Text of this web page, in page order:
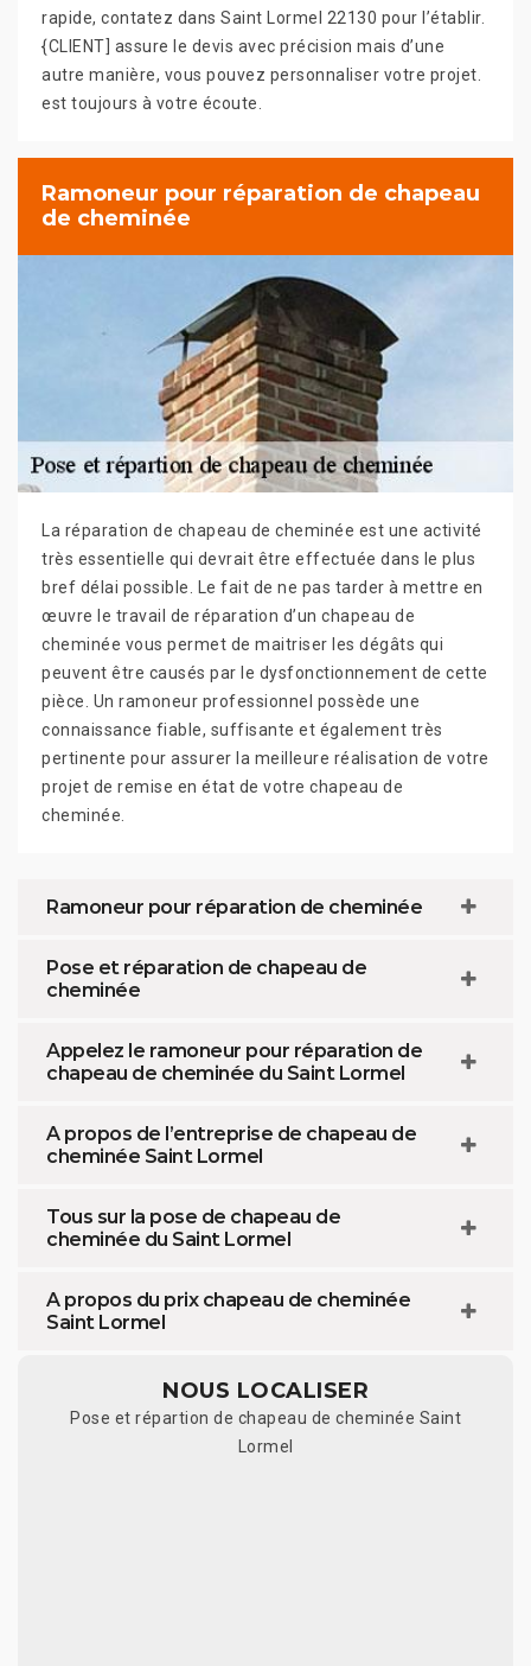
rapide, contatez dans Saint Lormel 22130 pour l’établir.
{CLIENT] assure le devis avec précision mais d’une
autre manière, vous pouvez personnaliser votre projet.
est toujours à votre écoute.
Ramoneur pour réparation de chapeau
de cheminée
La réparation de chapeau de cheminée est une activité
très essentielle qui devrait être effectuée dans le plus
bref délai possible. Le fait de ne pas tarder à mettre en
œuvre le travail de réparation d’un chapeau de
cheminée vous permet de maitriser les dégâts qui
peuvent être causés par le dysfonctionnement de cette
pièce. Un ramoneur professionnel possède une
connaissance fiable, suffisante et également très
pertinente pour assurer la meilleure réalisation de votre
projet de remise en état de votre chapeau de
cheminée.
Ramoneur pour réparation de cheminée
Pose et réparation de chapeau de
cheminée
Appelez le ramoneur pour réparation de
chapeau de cheminée du Saint Lormel
A propos de l’entreprise de chapeau de
cheminée Saint Lormel
Tous sur la pose de chapeau de
cheminée du Saint Lormel
A propos du prix chapeau de cheminée
Saint Lormel
NOUS LOCALISER
Pose et répartion de chapeau de cheminée Saint
Lormel